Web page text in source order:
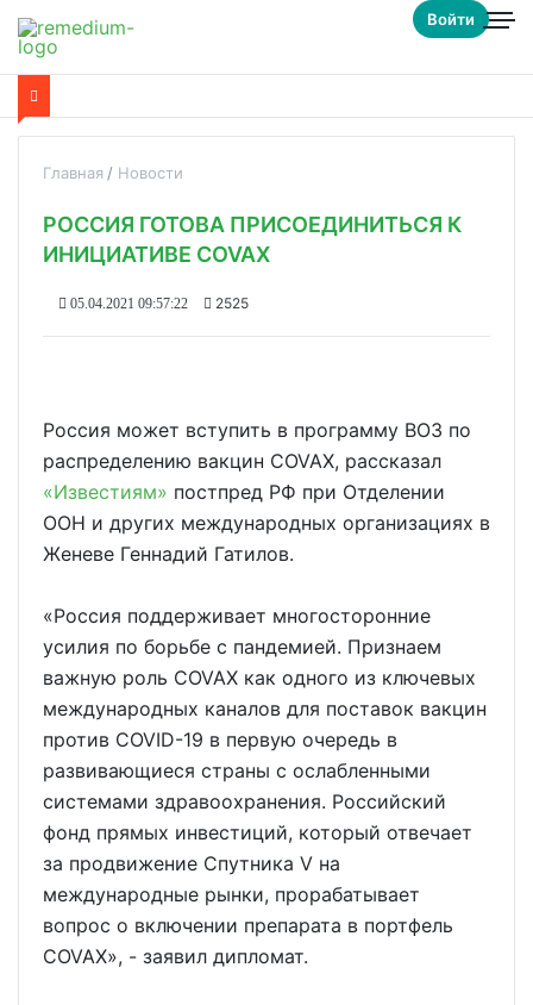
Войти
Главная Новости
РОССИЯ ГОТОВА ПРИСОЕДИНИТЬСЯ К
ИНИЦИАТИВЕ COVAX
05.04.2021 09:57:22 2525
Россия может вступить в программу ВОЗ по
распределению вакцин COVAX, рассказал
«Известиям» постпред РФ при Отделении
ООН и других международных организациях в
Женеве Геннадий Гатилов.
«Россия поддерживает многосторонние
усилия по борьбе с пандемией. Признаем
важную роль COVAX как одного из ключевых
международных каналов для поставок вакцин
против COVID-19 в первую очередь в
развивающиеся страны с ослабленными
системами здравоохранения. Российский
фонд прямых инвестиций, который отвечает
за продвижение Спутника V на
международные рынки, прорабатывает
вопрос о включении препарата в портфель
COVAX», - заявил дипломат.